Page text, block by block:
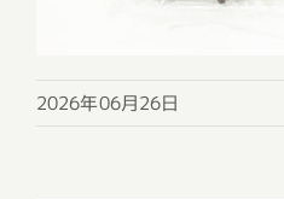
2026年06月26日